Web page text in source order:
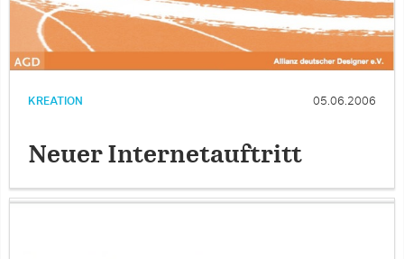
KREATION 05.06.2006
Neuer Internetauftritt